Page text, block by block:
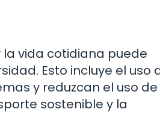
vida cotidiana puede
Esto incluye el uso
y reduzcan el uso de
sostenible y la